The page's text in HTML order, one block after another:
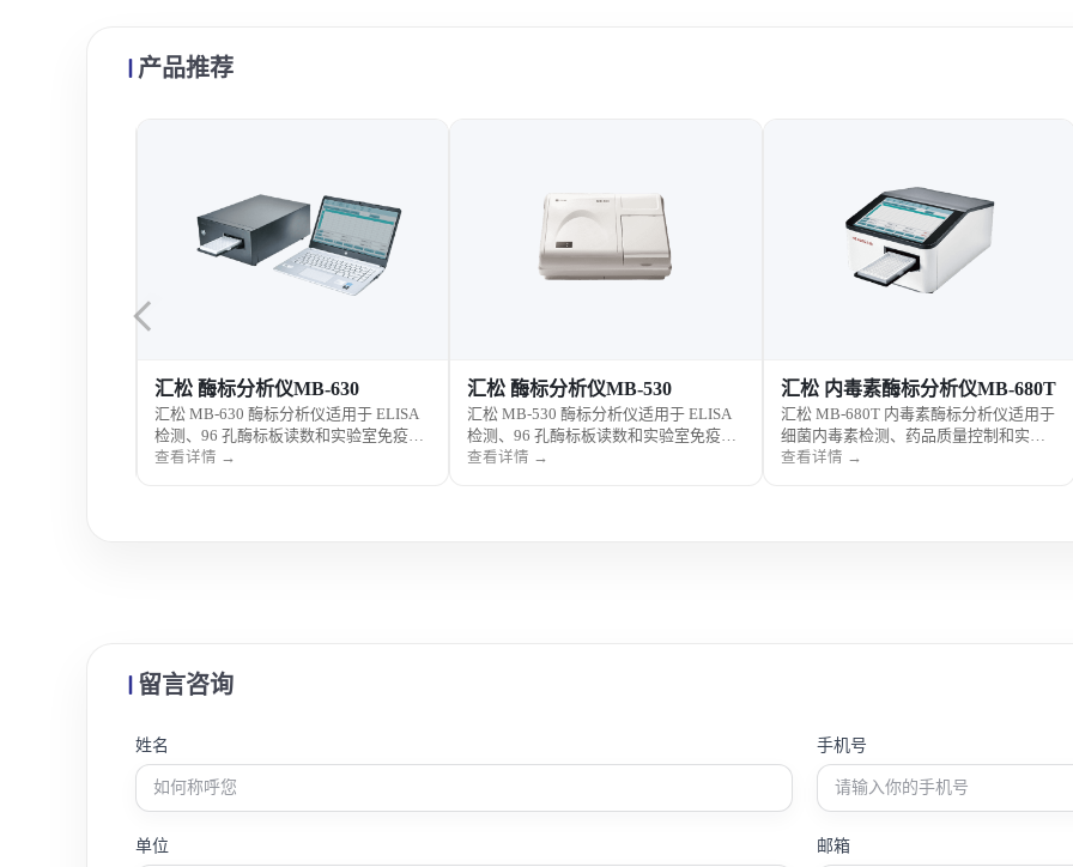
产品推荐
汇松 酶标分析仪MB-630
汇松 MB-630 酶标分析仪适用于 ELISA
检测、96 孔酶标板读数和实验室免疫分
析，可满足医院检验、疾控检测和科研
查看详情 →
汇松 酶标分析仪MB-530
汇松 MB-530 酶标分析仪适用于 ELISA
检测、96 孔酶标板读数和实验室免疫分
析，具有操作方便、检测稳定、数据处
查看详情 →
汇松 内毒素酶标分析仪MB-680T
汇松 MB-680T 内毒素酶标分析仪适用于
细菌内毒素检测、药品质量控制和实验
室样品分析，支持酶标板读数、数据分
查看详情 →
留言咨询
姓名 手机号
单位 邮箱